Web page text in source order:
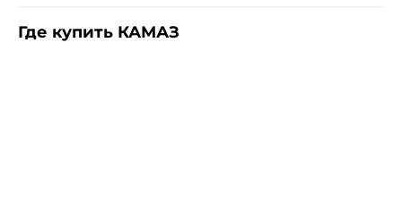
Где купить КАМАЗ